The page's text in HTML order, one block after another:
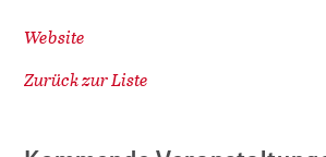
Website
Zurück zur Liste